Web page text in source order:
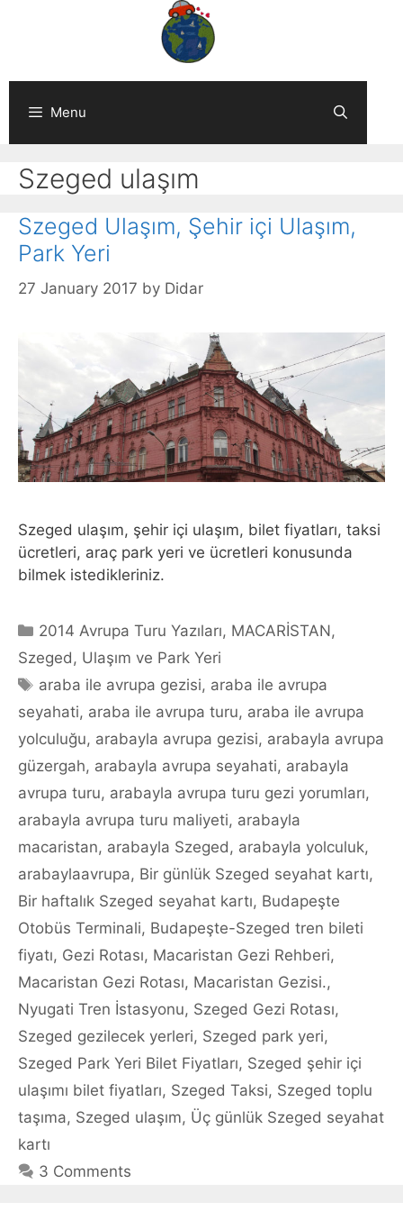
Menu
Szeged ulaşım
Szeged Ulaşım, Şehir içi Ulaşım,
Park Yeri
27 January 2017 by Didar
Szeged ulaşım, şehir içi ulaşım, bilet fiyatları, taksi
ücretleri, araç park yeri ve ücretleri konusunda
bilmek istedikleriniz.
Categories
2014 Avrupa Turu Yazıları, MACARİSTAN,
Szeged , Ulaşım ve Park Yeri
Tags
araba ile avrupa gezisi, araba ile avrupa
seyahati, araba ile avrupa turu, araba ile avrupa
yolculuğu, arabayla avrupa gezisi, arabayla avrupa
güzergah, arabayla avrupa seyahati, arabayla
avrupa turu, arabayla avrupa turu gezi yorumları,
arabayla avrupa turu maliyeti, arabayla
macaristan, arabayla Szeged , arabayla yolculuk,
arabaylaavrupa, Bir günlük Szeged seyahat kartı,
Bir haftalık Szeged seyahat kartı, Budapeşte
Otobüs Terminali, Budapeşte-Szeged tren bileti
fiyatı, Gezi Rotası, Macaristan Gezi Rehberi,
Macaristan Gezi Rotası, Macaristan Gezisi.,
Nyugati Tren İstasyonu, Szeged Gezi Rotası,
Szeged gezilecek yerleri, Szeged park yeri,
Szeged Park Yeri Bilet Fiyatları, Szeged şehir içi
ulaşımı bilet fiyatları, Szeged Taksi, Szeged toplu
taşıma, Szeged ulaşım, Üç günlük Szeged seyahat
kartı
3 Comments